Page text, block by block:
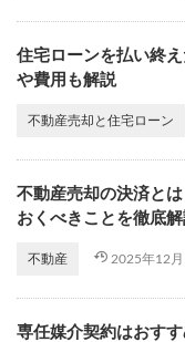
住宅ローンを払い終
や費用も解説
不動産売却と住宅ローン
不動産売却の決済と
おくべきことを徹底
不動産 2025年12月
専任媒介契約はおす